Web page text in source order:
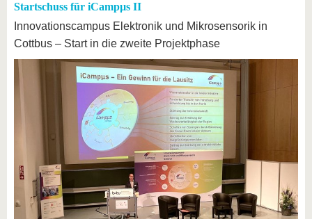
Startschuss für iCampµs II
Innovationscampus Elektronik und Mikrosensorik in
Cottbus – Start in die zweite Projektphase